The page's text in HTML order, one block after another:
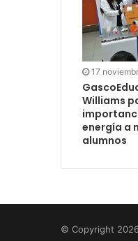
17
Williams
energía a
alumnos
© Copyright